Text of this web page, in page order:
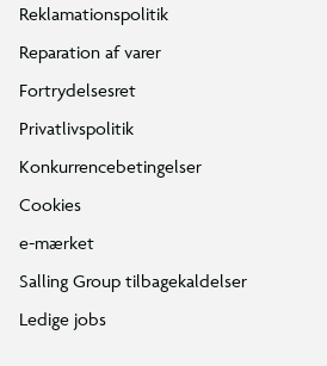
Reklamationspolitik
Reparation af varer
Fortrydelsesret
Privatlivspolitik
Konkurrencebetingelser
Cookies
e-mærket
Salling Group tilbagekaldelser
Ledige jobs